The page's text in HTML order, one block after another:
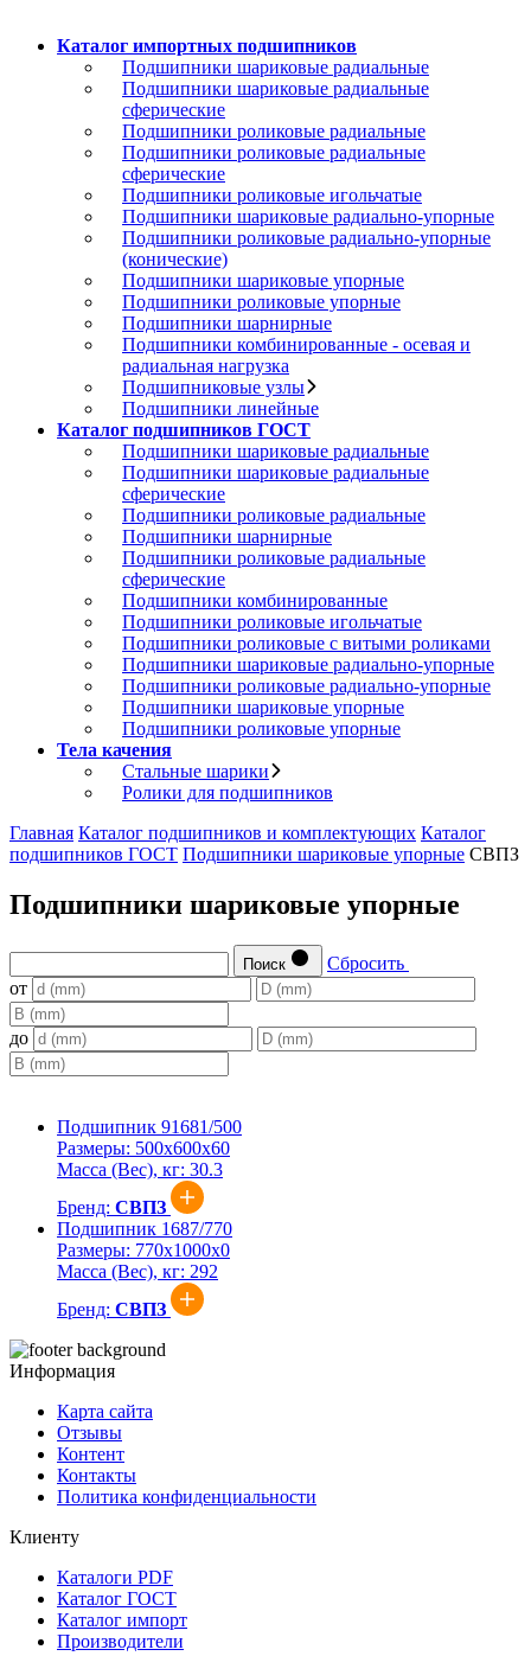
Каталог импортных подшипников
Подшипники шариковые радиальные
Подшипники шариковые радиальные
сферические
Подшипники роликовые радиальные
Подшипники роликовые радиальные
сферические
Подшипники роликовые игольчатые
Подшипники шариковые радиально-упорные
Подшипники роликовые радиально-упорные
(конические)
Подшипники шариковые упорные
Подшипники роликовые упорные
Подшипники шарнирные
Подшипники комбинированные - осевая и
радиальная нагрузка
Подшипниковые узлы
Подшипники линейные
Каталог подшипников ГОСТ
Подшипники шариковые радиальные
Подшипники шариковые радиальные
сферические
Подшипники роликовые радиальные
Подшипники шарнирные
Подшипники роликовые радиальные
сферические
Подшипники комбинированные
Подшипники роликовые игольчатые
Подшипники роликовые с витыми роликами
Подшипники шариковые радиально-упорные
Подшипники роликовые радиально-упорные
Подшипники шариковые упорные
Подшипники роликовые упорные
Тела качения
Стальные шарики
Ролики для подшипников
Главная Каталог подшипников и комплектующих Каталог
подшипников ГОСТ Подшипники шариковые упорные СВПЗ
Подшипники шариковые упорные
Поиск
Сбросить
от
до
Подшипник 91681/500
Размеры: 500x600x60
Масса (Вес), кг: 30.3
Бренд: СВПЗ
Подшипник 1687/770
Размеры: 770x1000x0
Масса (Вес), кг: 292
Бренд: СВПЗ
Информация
Карта сайта
Отзывы
Контент
Контакты
Политика конфиденциальности
Клиенту
Каталоги PDF
Каталог ГОСТ
Каталог импорт
Производители